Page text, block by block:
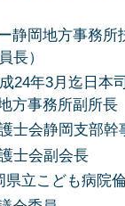
静岡地方事務所
長）
24年3月迄日本
方事務所副所長
士会静岡支部幹
士会副会長
県立こども病院